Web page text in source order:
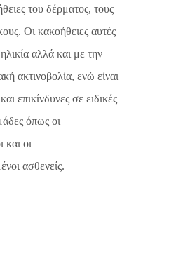
του δέρματος, τους
Οι κακοήθειες αυτές
αλλά και με την
ακτινοβολία, ενώ είναι
επικίνδυνες σε ειδικές
όπως οι
και οι
ασθενείς.